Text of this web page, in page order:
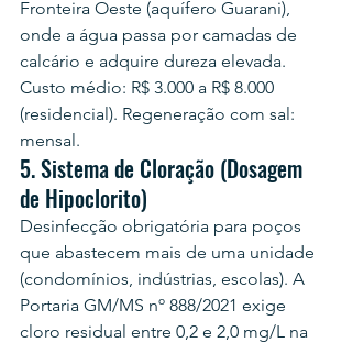
Fronteira Oeste (aquífero Guarani),
onde a água passa por camadas de
calcário e adquire dureza elevada.
Custo médio: R$ 3.000 a R$ 8.000
(residencial). Regeneração com sal:
mensal.
5. Sistema de Cloração (Dosagem
de Hipoclorito)
Desinfecção obrigatória para poços
que abastecem mais de uma unidade
(condomínios, indústrias, escolas). A
Portaria GM/MS nº 888/2021 exige
cloro residual entre 0,2 e 2,0 mg/L na